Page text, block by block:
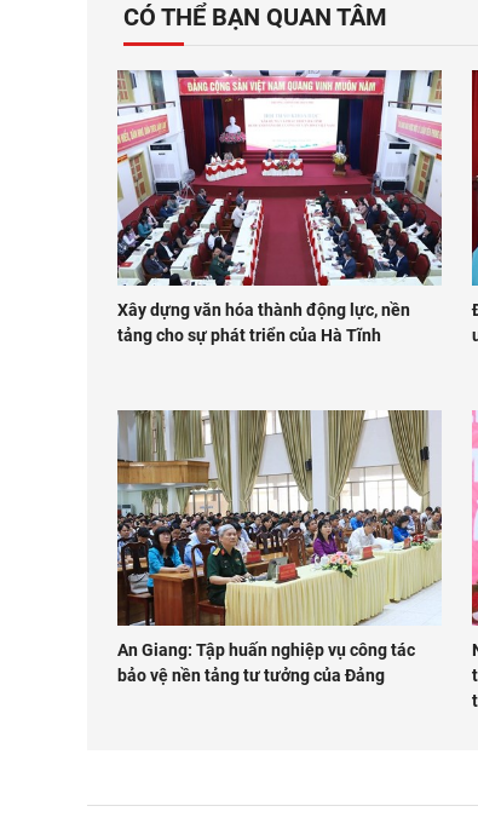
CÓ THỂ BẠN QUAN TÂM
Xây dựng văn hóa thành động lực, nền
tảng cho sự phát triển của Hà Tĩnh
An Giang: Tập huấn nghiệp vụ công tác
bảo vệ nền tảng tư tưởng của Đảng